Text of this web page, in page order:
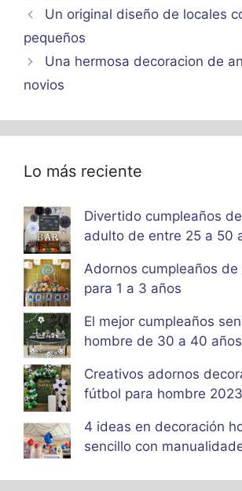
Un original diseño de locales
pequeños
Una hermosa decoracion de
novios
Lo más reciente
Divertido cumpleaños
adulto de entre 25 a 50
Adornos cumpleaños
para 1 a 3 años
El mejor cumpleaños
hombre de 30 a 40 años
Creativos adornos
fútbol para hombre 2023
4 ideas en decoración
sencillo con